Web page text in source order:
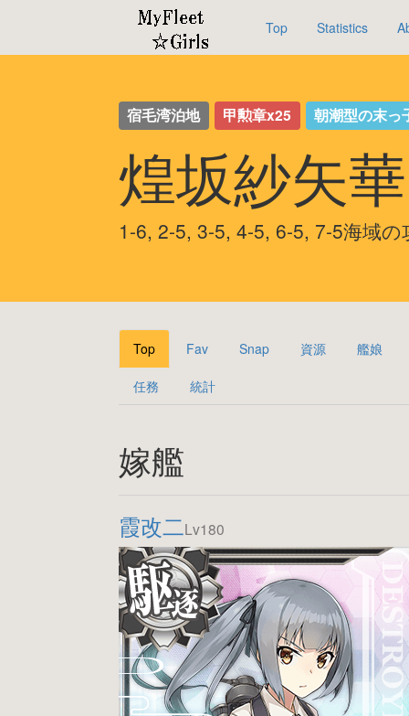
Top Statistics
宿毛湾泊地 甲勲章x25 朝潮型の末っ
煌坂紗矢
1-6, 2-5, 3-5, 4-5, 6-5, 7-5海域の
Top Fav Snap 資源 艦娘
任務 統計
嫁艦
霞改二Lv180